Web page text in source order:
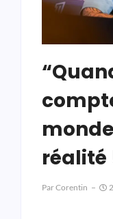
réalité
ParCorentin